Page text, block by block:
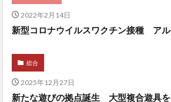
2022年2月14日
新型コロナウイルスワクチン接種 ア
総合
2025年12月27日
新たな遊びの拠点誕生 大型複合遊具